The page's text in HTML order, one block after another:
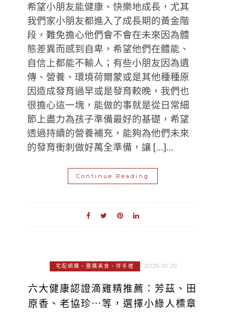
希望小朋友能健康、快樂地成長，尤其
我們家小朋友都進入了成長期的黃金階
段，難免擔心他們會不會在未來因為體
態差異而感到自卑，希望他們在體能、
自信上都能不輸人；有些小朋友因為遺
傳、營養、環境荷爾蒙或是其他種種原
因造成發育過早或是發育較晚，我們也
很擔心這一塊，能做的事就是從日常細
節上盡力為孩子準備最好的基礎，希望
透過持續的營養補充，能夠為他們未來
的發育衝刺做好萬全準備，讓 […]…
Continue Reading
宅配網購、團購美食、伴手禮 2025-10-29
六大健康認證滴雞精推薦：芳茲、田
原香、老協珍⋯等，選擇小綠人標章